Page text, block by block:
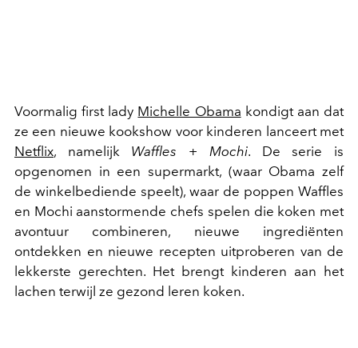
Voormalig first lady Michelle Obama kondigt aan dat
ze een nieuwe kookshow voor kinderen lanceert met
Netflix, namelijk Waffles + Mochi. De serie is
opgenomen in een supermarkt, (waar Obama zelf
de winkelbediende speelt), waar de poppen Waffles
en Mochi aanstormende chefs spelen die koken met
avontuur combineren, nieuwe ingrediënten
ontdekken en nieuwe recepten uitproberen van de
lekkerste gerechten. Het brengt kinderen aan het
lachen terwijl ze gezond leren koken.